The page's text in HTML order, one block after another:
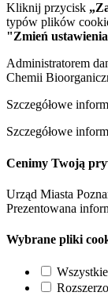
Kliknij przycisk
typów plików
"Zmień
Administratorem
Chemii
Szczegółowe
Szczegółowe
Cenimy Twoją
Urząd Miasta
Prezentowana
Wybrane pliki
Wszystkie